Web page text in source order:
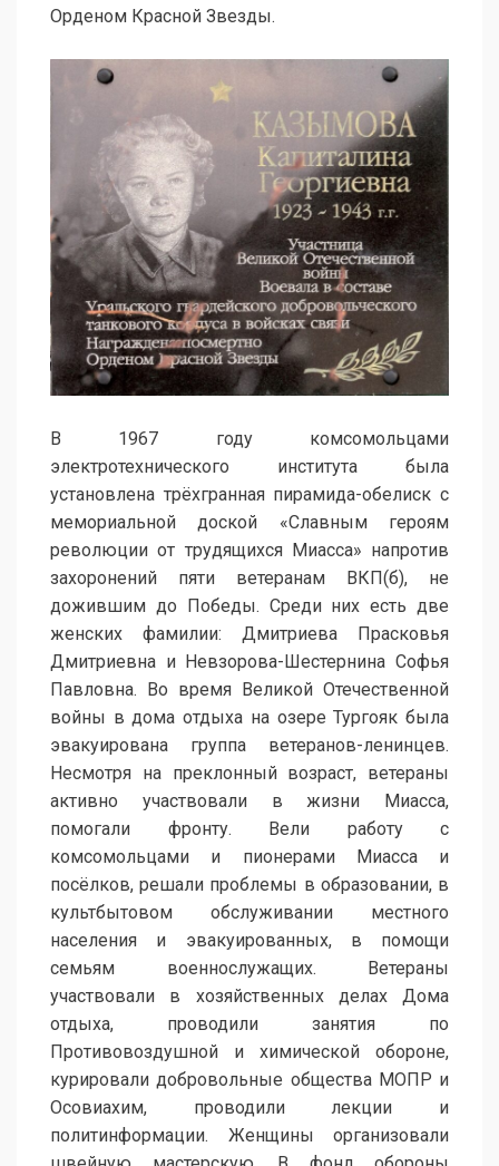
Орденом Красной Звезды.
В 1967 году комсомольцами
электротехнического института была
установлена трёхгранная пирамида-обелиск с
мемориальной доской «Славным героям
революции от трудящихся Миасса» напротив
захоронений пяти ветеранам ВКП(б), не
дожившим до Победы. Среди них есть две
женских фамилии: Дмитриева Прасковья
Дмитриевна и Невзорова-Шестернина Софья
Павловна. Во время Великой Отечественной
войны в дома отдыха на озере Тургояк была
эвакуирована группа ветеранов-ленинцев.
Несмотря на преклонный возраст, ветераны
активно участвовали в жизни Миасса,
помогали фронту. Вели работу с
комсомольцами и пионерами Миасса и
посёлков, решали проблемы в образовании, в
культбытовом обслуживании местного
населения и эвакуированных, в помощи
семьям военнослужащих. Ветераны
участвовали в хозяйственных делах Дома
отдыха, проводили занятия по
Противовоздушной и химической обороне,
курировали добровольные общества МОПР и
Осовиахим, проводили лекции и
политинформации. Женщины организовали